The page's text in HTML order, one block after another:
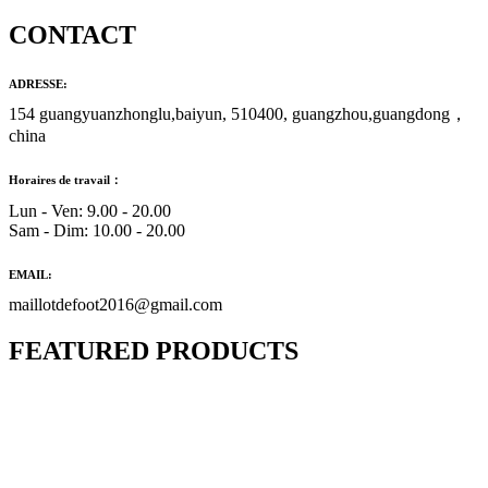
CONTACT
ADRESSE:
154 guangyuanzhonglu,baiyun, 510400, guangzhou,guangdong，
china
Horaires de travail：
Lun - Ven: 9.00 - 20.00
Sam - Dim: 10.00 - 20.00
EMAIL:
maillotdefoot2016@gmail.com
FEATURED PRODUCTS